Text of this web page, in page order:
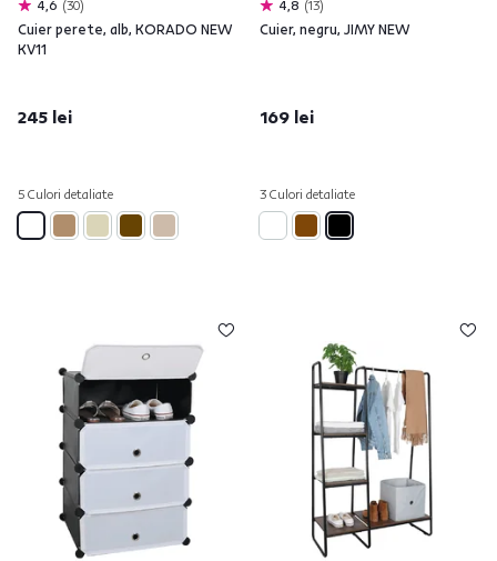
4,6 30
Cuier perete, alb, KORADO NEW
KV11
245 lei
5 Culori detaliate
4,8 13
Cuier, negru, JIMY NEW
169 lei
3 Culori detaliate